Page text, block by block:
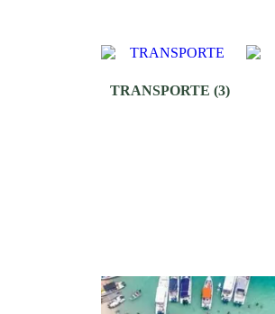
TRANSPORTE (3)